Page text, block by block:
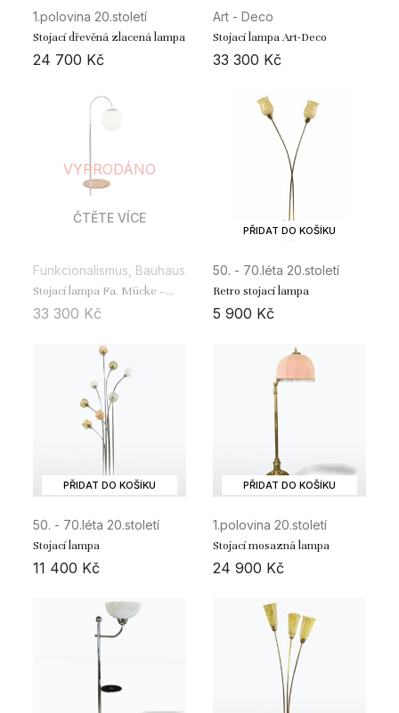
1.polovina 20.století
Stojací dřevěná zlacená lampa
24 700 Kč
Art - Deco
Stojací lampa Art-Deco
33 300 Kč
VYPRODÁNO
ČTĚTE VÍCE
Funkcionalismus, Bauhaus
Stojací lampa Fa. Mücke –
Melder
33 300 Kč
PŘIDAT DO KOŠÍKU
50. - 70.léta 20.století
Retro stojací lampa
5 900 Kč
PŘIDAT DO KOŠÍKU
50. - 70.léta 20.století
Stojací lampa
11 400 Kč
PŘIDAT DO KOŠÍKU
1.polovina 20.století
Stojací mosazná lampa
24 900 Kč